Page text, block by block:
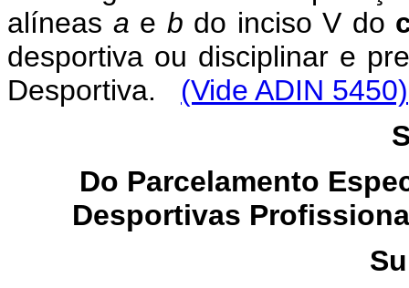
alíneas a e b do inciso V do
desportiva ou disciplinar e
Desportiva. (Vide ADIN 5450)
Do Parcelamento
Desportivas